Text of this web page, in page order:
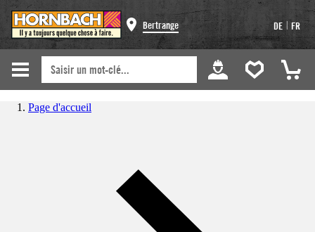
Bertrange DE | FR
Page d'accueil